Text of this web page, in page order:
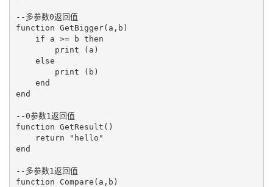
--多参数0返回值
function GetBigger(a,b)
    if a >= b then
        print (a)
    else
        print (b)
    end
end
--0参数1返回值
function GetResult()
    return "hello"
end
--多参数1返回值
function Compare(a,b)